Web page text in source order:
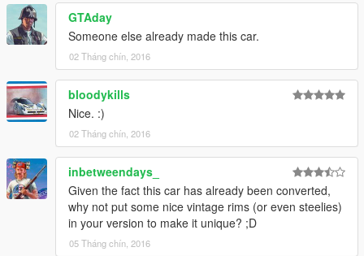
GTAday
Someone else already made this car.
02 Tháng chín, 2016
bloodykills
Nice. :)
02 Tháng chín, 2016
inbetweendays_
Given the fact this car has already been converted,
why not put some nice vintage rims (or even steelies)
in your version to make it unique? ;D
05 Tháng chín, 2016